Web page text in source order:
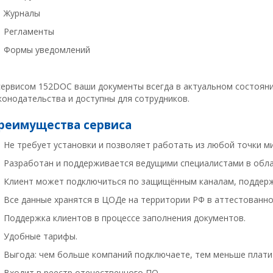
Журналы
Регламенты
Формы уведомлений
152DOC ваши документы всегда в актуальном
и доступны для сотрудников.
сервиса
Не требует установки и позволяет работать из любой точки
Разработан и поддерживается ведущими специалистами в
Клиент может подключиться по защищённым каналам,
Все данные хранятся в ЦОДе на территории РФ в
Поддержка клиентов в процессе заполнения документов.
Удобные тарифы.
Выгода: чем больше компаний подключаете, тем меньше